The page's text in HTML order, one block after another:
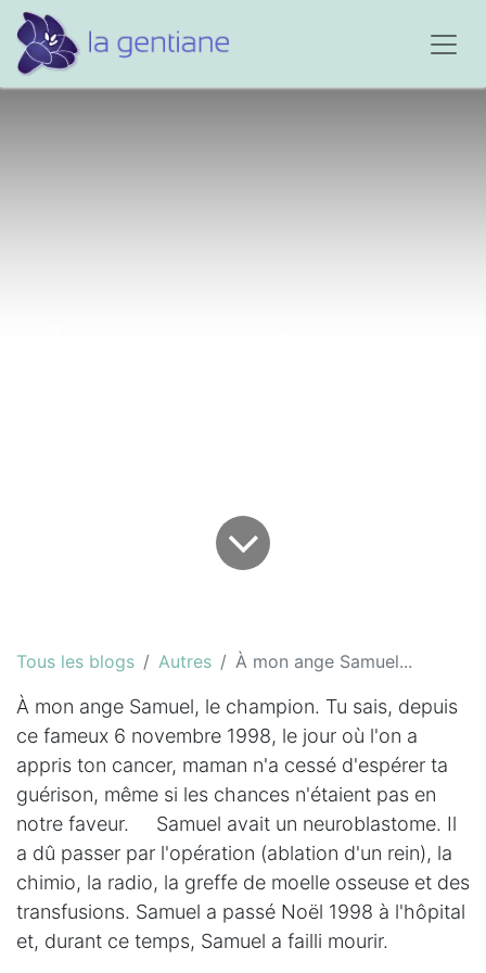
Tous les blogs Autres À mon ange Samuel...
À mon ange Samuel, le champion. Tu sais, depuis
ce fameux 6 novembre 1998, le jour où l'on a
appris ton cancer, maman n'a cessé d'espérer ta
guérison, même si les chances n'étaient pas en
notre faveur. Samuel avait un neuroblastome. Il
a dû passer par l'opération (ablation d'un rein), la
chimio, la radio, la greffe de moelle osseuse et des
transfusions. Samuel a passé Noël 1998 à l'hôpital
et, durant ce temps, Samuel a failli mourir.